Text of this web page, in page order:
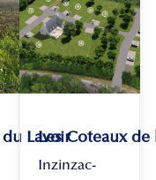
du LavoirLes Coteaux
Inzinzac-